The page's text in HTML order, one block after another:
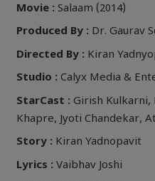
Movie : Salaam (2014)
Produced By : Dr. Gaurav
Directed By : Kiran
Studio : Calyx Media &
StarCast : Girish Kulkarni,
Khapre, Jyoti Chandekar,
Story : Kiran Yadnopavit
Lyrics : Vaibhav Joshi